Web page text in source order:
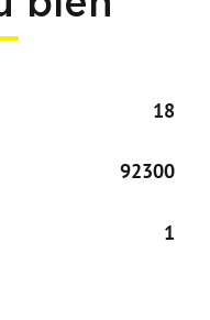
18
92300
1